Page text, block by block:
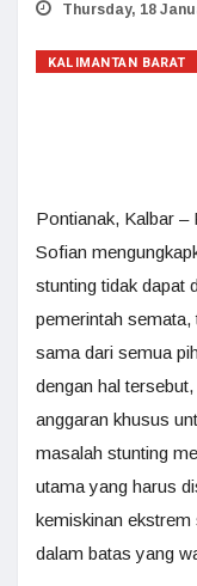
Thursday, 18
KALIMANTAN BARAT
Pontianak, Kalbar –
Sofian
stunting tidak dapat
pemerintah semata,
sama dari semua
dengan hal
anggaran khusus
masalah stunting
utama yang harus
kemiskinan ekstrem
dalam batas yang